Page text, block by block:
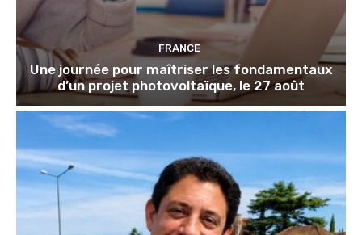
FRANCE
Une journée pour maîtriser les fondamentaux
d’un projet photovoltaïque, le 27 août